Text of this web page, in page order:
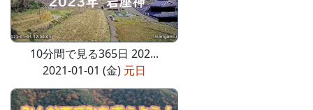
10分間で見る365日 202...
2021-01-01 (金) 元日